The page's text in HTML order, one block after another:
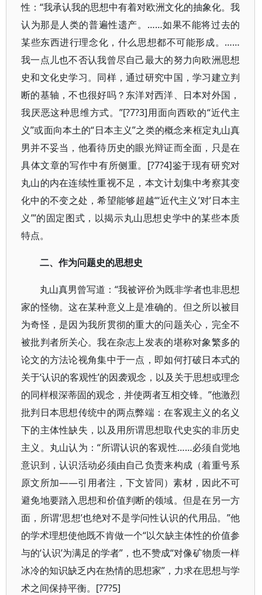
性：“我承认我的思想中有着对欧洲文化的抽象化。我
认为那是人类的普遍性遗产。……如果不能将过去的
某些东西进行理念化，什么思想都不可能形成。……
我一点儿也不否认我曾尽自己最大的努力向欧洲思想
史和文化史学习。同样，通过研究中国，学习建立判
断的基轴，不也很好吗？东洋对西洋、日本对外国，
我厌恶这种思维方式。”[?7?3]用面向西欧的“近代主
义”或面向本土的“日本主义”之类的概念来框定丸山真
男并不妥当，他看待历史的眼光辩证而全面，只是在
具体文章的写作中有所侧重。[?7?4]鉴于现有研究对
丸山的内在连续性重视不足，本文计划集中考察其变
化中的不变之处，希望能够超越“‘近代主义’对‘日本主
义’”的固定图式，以揭示丸山思想史学中的某些本质
特点。
二、作为问题史的思想史
丸山真男曾写道：“我被评价为既非学者也非思想
家的怪物。这在某种意义上是准确的。但之所以被目
为奇怪，是因为我所贯彻的重大的问题关心，完全不
被批判者所关心。我在杂志上发表的堪称对象繁多的
论文的方法论视角集中于一点，即如何打破日本式的
关于‘认识的客观性’的因袭观念，以及关于思想或理念
的同样根深蒂固的观念，并使两者互相交锋。”他激烈
批判日本思想传统中的两点弊端：在客观主义的名义
下的主体性缺失，以及用所谓思想取代史实的非历史
主义。丸山认为：“所谓认识的客观性……必须自觉地
意识到，认识活动必须由自己负责来构成（着重号系
原文所加——引用者注，下文皆同）素材，因此不可
避免地要踏入思想和价值判断的领域。但是在另一方
面，所谓‘思想’也绝对不是学问性认识的代用品。”他
的学术理想使他既不肯做一个“以欠缺主体性的价值参
与的‘认识’为满足的学者”，也不赞成“对像矿物质一样
冰冷的知识缺乏内在热情的思想家”，力求在思想与学
术之间保持平衡。[?7?5]